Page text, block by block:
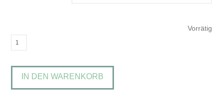
Vorrätig
Baptisia
Dutch
Chocolate'Indigolupine
Menge
IN DEN WARENKORB